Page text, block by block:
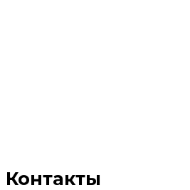
Контакты